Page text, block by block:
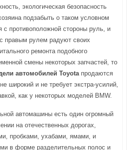
экологическая безопасность
подзабыть о таком условном
с противоположной стороны руль, и
с правым рулем радуют своих
ремонта подобного
смены некоторых запчастей, то
автомобилей Toyotaпродаются
широкий и не требует экстра-усилий,
как у некоторых моделей BMW.
автомашины есть один огромный
на отечественных дорогах,
пробками, ухабами, ямами, и
в форме разделительных полос и